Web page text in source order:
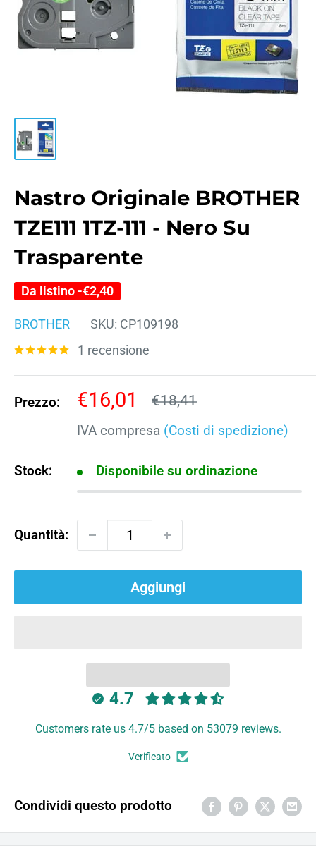
Nastro Originale BROTHER
TZE111 1TZ-111 - Nero Su
Trasparente
Da listino -€2,40
BROTHER SKU: CP109198
1 recensione
Prezzo:
Prezzo
scontato
€16,01 Prezzo
€18,41
IVA compresa (Costi di spedizione)
Stock: Disponibile su ordinazione
Quantità:
Aggiungi
4.7
Customers rate us 4.7/5 based on 53079 reviews.
Verificato
Condividi questo prodotto